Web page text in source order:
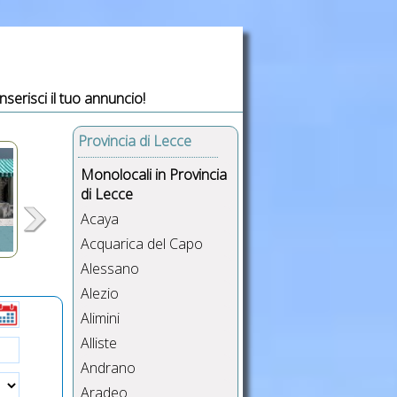
il tuo annuncio!
Provincia di Lecce
Monolocali in Provincia
di Lecce
Acaya
Acquarica del Capo
Alessano
Alezio
Alimini
Alliste
Andrano
Aradeo